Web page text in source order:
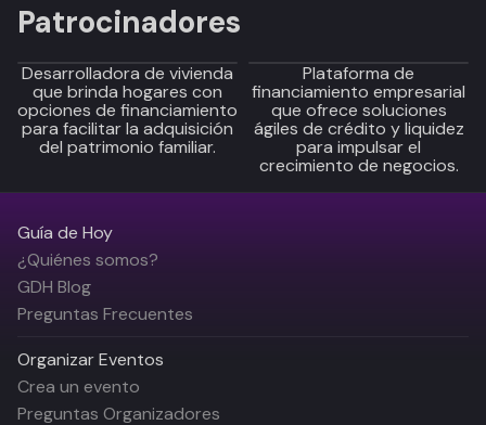
Patrocinadores
Desarrolladora de vivienda
que brinda hogares con
opciones de financiamiento
para facilitar la adquisición
del patrimonio familiar.
Plataforma de
financiamiento empresarial
que ofrece soluciones
ágiles de crédito y liquidez
para impulsar el
crecimiento de negocios.
Guía de Hoy
¿Quiénes somos?
GDH Blog
Preguntas Frecuentes
Organizar Eventos
Crea un evento
Preguntas Organizadores